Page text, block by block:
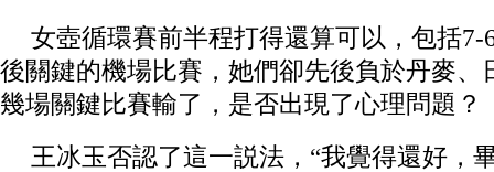
女壺循環賽前半程打得還算可以，包括
後關鍵的機場比賽，她們卻先後負於丹麥、
幾場關鍵比賽輸了，是否出現了心理問題？
王冰玉否認了這一説法，“我覺得還好，